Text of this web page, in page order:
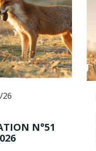
26
N°51